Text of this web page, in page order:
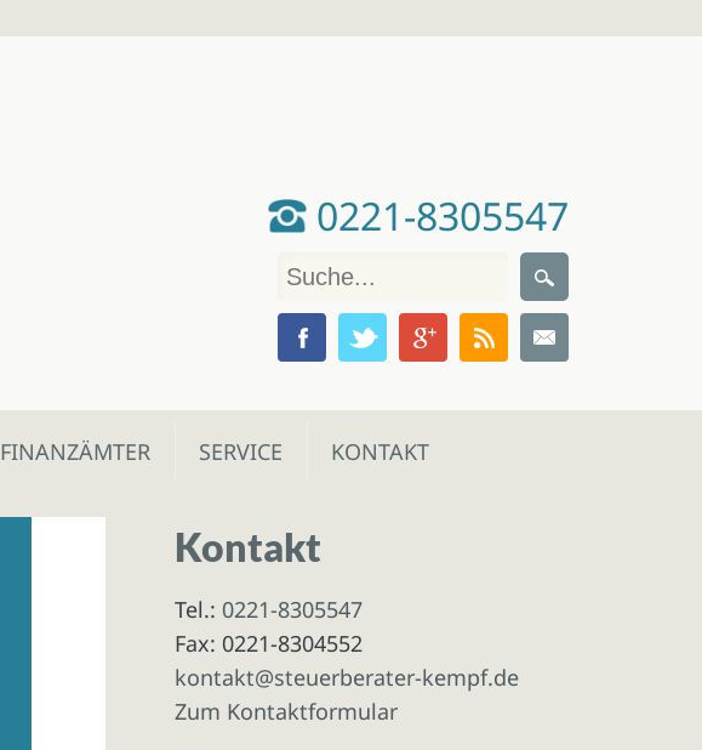
0221-8305547
FINANZÄMTER SERVICE KONTAKT
Kontakt
Tel.: 0221-8305547
Fax: 0221-8304552
kontakt@steuerberater-kempf.de
Zum Kontaktformular